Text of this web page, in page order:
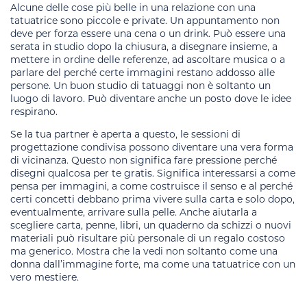
Alcune delle cose più belle in una relazione con una
tatuatrice sono piccole e private. Un appuntamento non
deve per forza essere una cena o un drink. Può essere una
serata in studio dopo la chiusura, a disegnare insieme, a
mettere in ordine delle referenze, ad ascoltare musica o a
parlare del perché certe immagini restano addosso alle
persone. Un buon studio di tatuaggi non è soltanto un
luogo di lavoro. Può diventare anche un posto dove le idee
respirano.
Se la tua partner è aperta a questo, le sessioni di
progettazione condivisa possono diventare una vera forma
di vicinanza. Questo non significa fare pressione perché
disegni qualcosa per te gratis. Significa interessarsi a come
pensa per immagini, a come costruisce il senso e al perché
certi concetti debbano prima vivere sulla carta e solo dopo,
eventualmente, arrivare sulla pelle. Anche aiutarla a
scegliere carta, penne, libri, un quaderno da schizzi o nuovi
materiali può risultare più personale di un regalo costoso
ma generico. Mostra che la vedi non soltanto come una
donna dall’immagine forte, ma come una tatuatrice con un
vero mestiere.